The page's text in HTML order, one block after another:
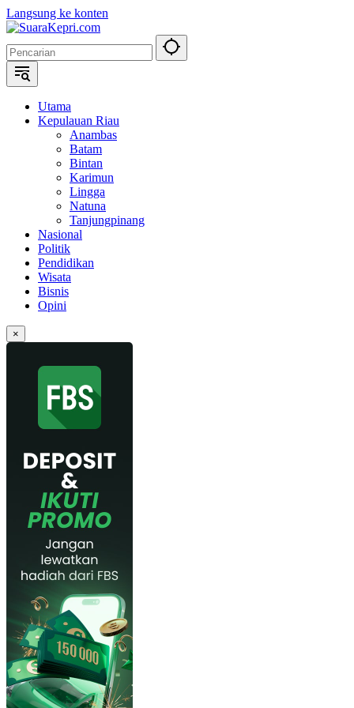
Langsung ke konten
Utama
Kepulauan Riau
Anambas
Batam
Bintan
Karimun
Lingga
Natuna
Tanjungpinang
Nasional
Politik
Pendidikan
Wisata
Bisnis
Opini
×